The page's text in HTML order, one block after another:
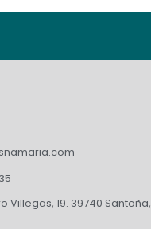
Villegas, 19. 39740 Santoña,